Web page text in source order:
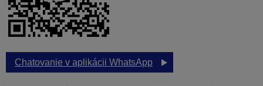
Chatovanie v aplikácii WhatsApp